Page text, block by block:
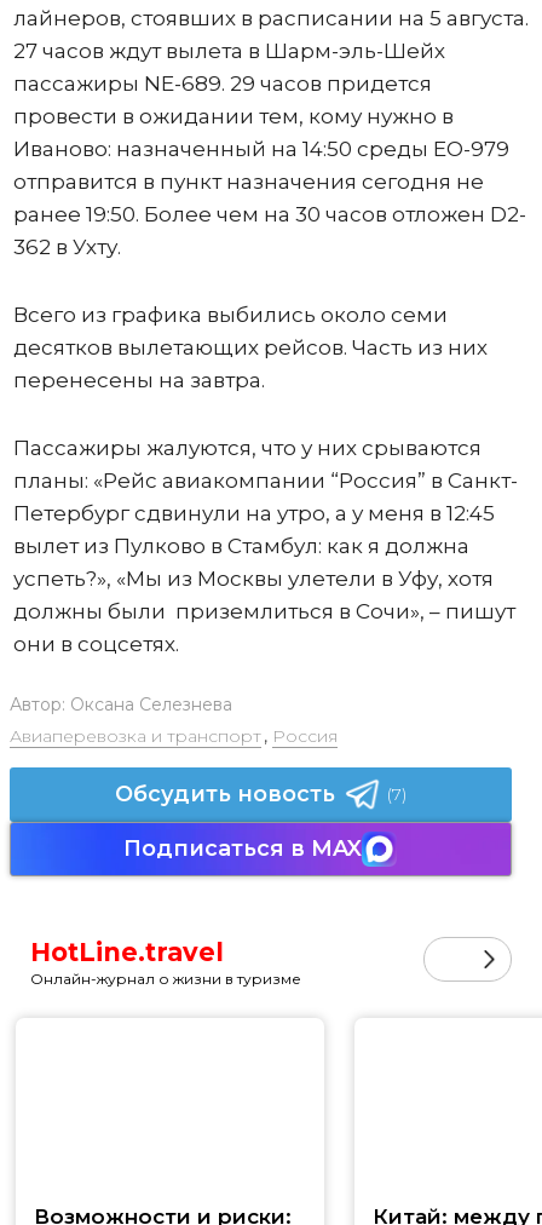
лайнеров, стоявших в расписании на 5 августа.
27 часов ждут вылета в Шарм-эль-Шейх
пассажиры NE-689. 29 часов придется
провести в ожидании тем, кому нужно в
Иваново: назначенный на 14:50 среды ЕО-979
отправится в пункт назначения сегодня не
ранее 19:50. Более чем на 30 часов отложен D2-
362 в Ухту.
Всего из графика выбились около семи
десятков вылетающих рейсов. Часть из них
перенесены на завтра.
Пассажиры жалуются, что у них срываются
планы: «Рейс авиакомпании “Россия” в Санкт-
Петербург сдвинули на утро, а у меня в 12:45
вылет из Пулково в Стамбул: как я должна
успеть?», «Мы из Москвы улетели в Уфу, хотя
должны были приземлиться в Сочи», – пишут
они в соцсетях.
Автор: Оксана Селезнева
Авиаперевозка и транспорт, Россия
Обсудить новость (7)
Подписаться в MAX
HotLine.travel
Онлайн-журнал о жизни в туризме
Возможности и риски: Китай: между